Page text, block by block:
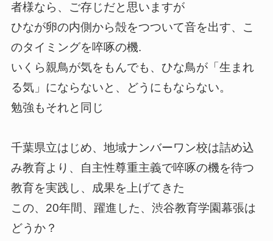
者様なら、ご存じだと思いますが
ひなが卵の内側から殻をつついて音を出す、こ
のタイミングを啐啄の機.
いくら親鳥が気をもんでも、ひな鳥が「生まれ
る気」にならないと、どうにもならない。
勉強もそれと同じ
千葉県立はじめ、地域ナンバーワン校は詰め込
み教育より、自主性尊重主義で啐啄の機を待つ
教育を実践し、成果を上げてきた
この、20年間、躍進した、渋谷教育学園幕張は
どうか？